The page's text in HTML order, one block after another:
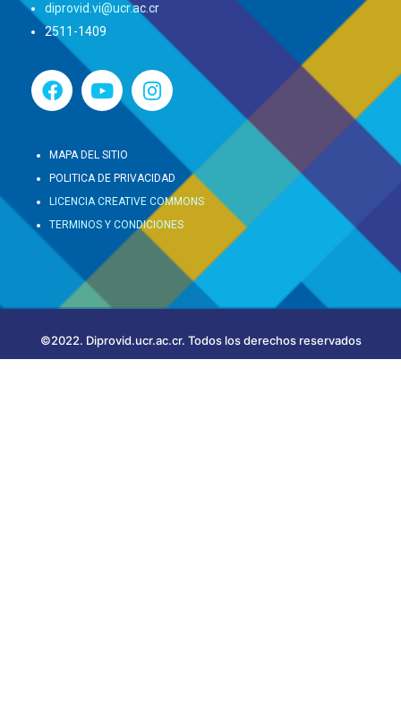
diprovid.vi@ucr.ac.cr
2511-1409
MAPA DEL SITIO
POLITICA DE PRIVACIDAD
LICENCIA CREATIVE COMMONS
TERMINOS Y CONDICIONES
©2022. Diprovid.ucr.ac.cr. Todos los derechos reservados